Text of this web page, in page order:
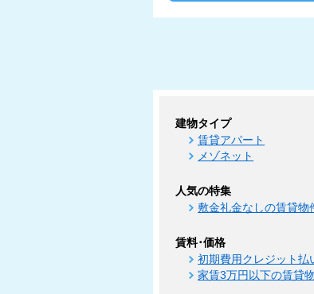
建物タイプ
賃貸アパート
メゾネット
人気の特集
敷金礼金なしの賃貸物
賃料･価格
初期費用クレジット払
家賃3万円以下の賃貸